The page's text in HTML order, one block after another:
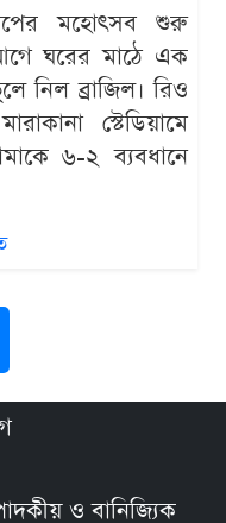
মহোৎসব শুরু
ঘরের মাঠে এক
নিল ব্রাজিল। রিও
স্টেডিয়ামে
৬-২ ব্যবধানে
ও বানিজ্যিক